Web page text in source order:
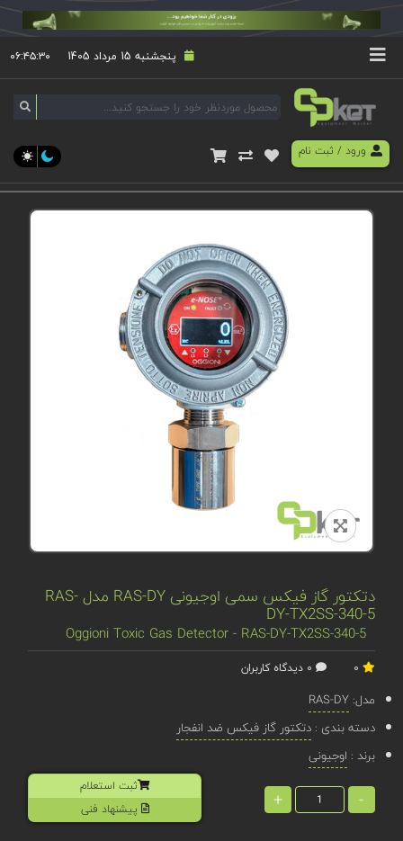
پنجشنبه 15 مرداد 1405 ۰۶:۴۵:۳۰
ورود/ ثبت نام
دتکتور گاز فیکس سمی اوجیونی RAS-DY مدل RAS-
DY-TX2SS-340-5
Oggioni Toxic Gas Detector - RAS-DY-TX2SS-340-5
مدل:RAS-DY
دسته بندی :دتکتور گاز فیکس ضد انفجار
برند : اوجیونی
-
+
ثبت استعلام
پیشنهاد فنی